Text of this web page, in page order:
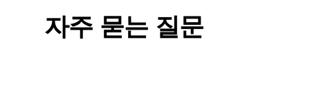
자주 묻는 질문